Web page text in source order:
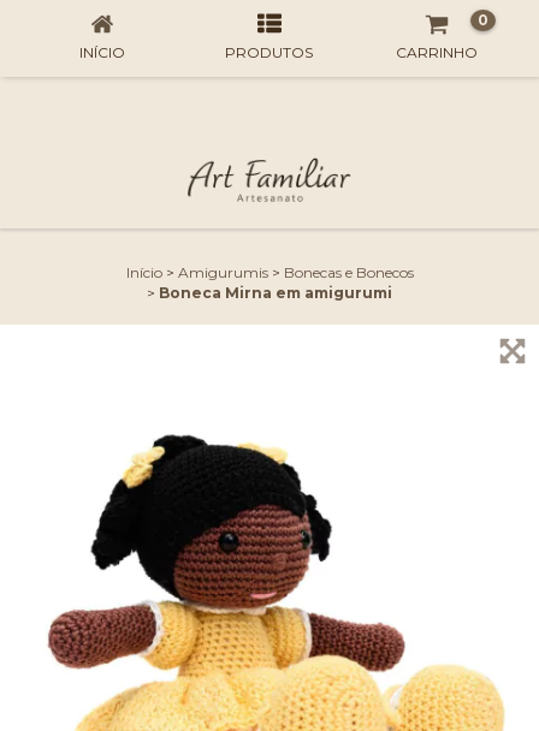
INÍCIO PRODUTOS CARRINHO
0
Início > Amigurumis > Bonecas e Bonecos
> Boneca Mirna em amigurumi